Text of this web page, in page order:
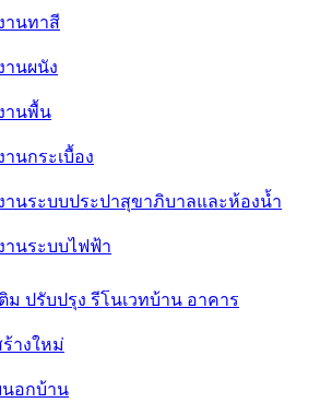
านทาสี
านผนัง
านพื้น
านกระเบื้อง
านระบบประปาสุขาภิบาลและห้องน้ำ
านระบบไฟฟ้า
ม ปรับปรุง รีโนเวทบ้าน อาคาร
างใหม่
นอกบ้าน
านผนัง
านพื้น
านกระเบื้อง
านระบบประปาสุขาภิบาลและห้องน้ำ
านระบบไฟฟ้า
ติม ปรับปรุง รีโนเวทบ้าน อาคาร
างใหม่
อกบ้าน